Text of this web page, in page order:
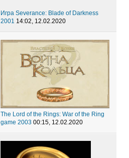
Игра Severance: Blade of Darkness
2001 14:02, 12.02.2020
The Lord of the Rings: War of the Ring
game 2003 00:15, 12.02.2020